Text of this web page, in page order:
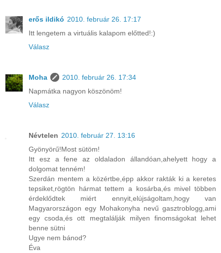
erős ildikó 2010. február 26. 17:17
Itt lengetem a virtuális kalapom előtted!:)
Válasz
Moha
2010. február 26. 17:34
Napmátka nagyon köszönöm!
Válasz
Névtelen 2010. február 27. 13:16
Gyönyörű!Most sütöm!
Itt esz a fene az oldaladon állandóan,ahelyett hogy a
dolgomat tenném!
Szerdán mentem a közértbe,épp akkor rakták ki a keretes
tepsiket,rögtön hármat tettem a kosárba,és mivel többen
érdeklődtek miért ennyit,elújságoltam,hogy van
Magyarországon egy Mohakonyha nevű gasztroblogg,ami
egy csoda,és ott megtalálják milyen finomságokat lehet
benne sütni
Ugye nem bánod?
Éva